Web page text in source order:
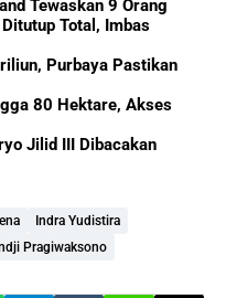
Tewaskan 9 Orang
Total, Imbas
Purbaya Pastikan
80 Hektare, Akses
Jilid III Dibacakan
Indra Yudistira
Pragiwaksono